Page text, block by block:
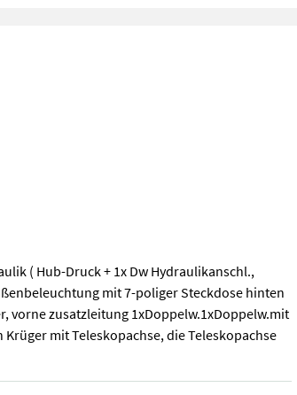
( Hub-Druck + 1x Dw Hydraulikanschl.,
mit 7-poliger Steckdose hinten
vorne zusatzleitung 1xDoppelw.1xDoppelw.mit
mit Teleskopachse, die Teleskopachse
( Hub-Druck + 1x Dw Hydraulikanschl.,